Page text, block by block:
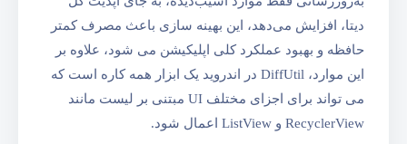
دیتا، افزایش می‌دهد، این بهینه سازی باعث مصرف کمتر
حافظه و بهبود عملکرد کلی اپلیکیشن می شود، علاوه بر
این موارد، DiffUtil در اندروید یک ابزار همه کاره است که
می تواند برای اجزای مختلف UI مبتنی بر لیست مانند
RecyclerView و ListView اعمال شود.